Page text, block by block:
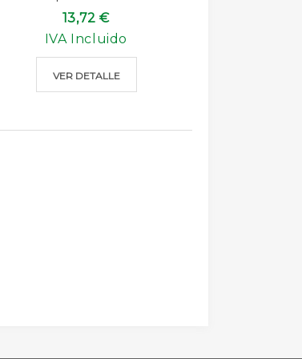
13,72 €
IVA Incluido
VER DETALLE